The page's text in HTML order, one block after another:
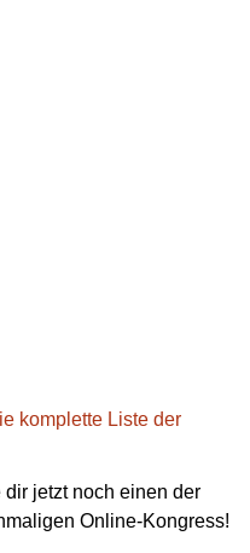
komplette Liste der
jetzt noch einen der
Online-Kongress!